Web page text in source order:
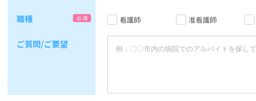
職種 必 須 看護師 准看護師
ご質問/ご要望